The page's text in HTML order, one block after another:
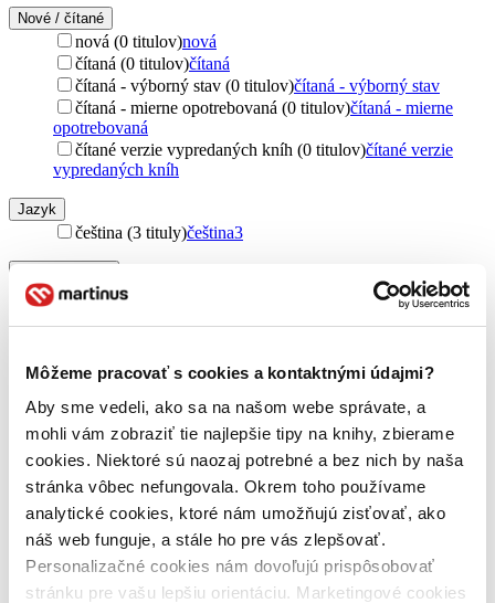
Môžeme pracovať s cookies a kontaktnými údajmi?
Aby sme vedeli, ako sa na našom webe správate, a
mohli vám zobraziť tie najlepšie tipy na knihy, zbierame
cookies. Niektoré sú naozaj potrebné a bez nich by naša
stránka vôbec nefungovala. Okrem toho používame
analytické cookies, ktoré nám umožňujú zisťovať, ako
náš web funguje, a stále ho pre vás zlepšovať.
Personalizačné cookies nám dovoľujú prispôsobovať
stránku pre vašu lepšiu orientáciu. Marketingové cookies
Nové / čítané
nová (0 titulov)nová
čítaná (0 titulov)čítaná
čítaná - výborný stav (0 titulov)čítaná - výborný stav
čítaná - mierne opotrebovaná (0 titulov)čítaná - mierne
opotrebovaná
čítané verzie vypredaných kníh (0 titulov)čítané verzie
vypredaných kníh
Jazyk
čeština (3 tituly)čeština3
Pistorius & Olšanská (3 tituly) Pistorius & Olšanská3
Zúžiť výber
Zoradiť
Bestsellery
Top hodnotené
Novinky